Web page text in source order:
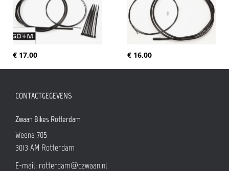
€ 17,00 € 16,00
CONTACTGEGEVENS
Zwaan Bikes Rotterdam
Weena 705
3013 AM Rotterdam
E-mail: rotterdam@czwaan.nl